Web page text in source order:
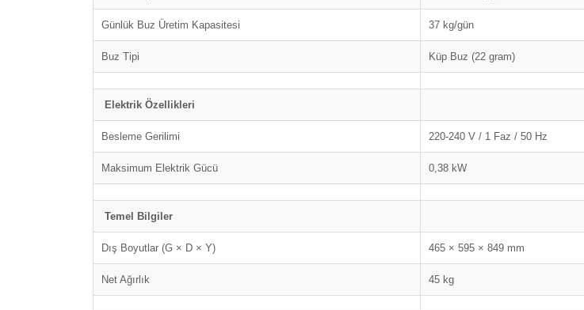
Günlük Buz Üretim Kapasitesi 37 kg/gün
Buz Tipi Küp Buz (22 gram)
Elektrik Özellikleri
Besleme Gerilimi 220-240 V / 1 Faz / 50 Hz
Maksimum Elektrik Gücü 0,38 kW
Temel Bilgiler
Dış Boyutlar (G × D × Y) 465 × 595 × 849 mm
Net Ağırlık 45 kg